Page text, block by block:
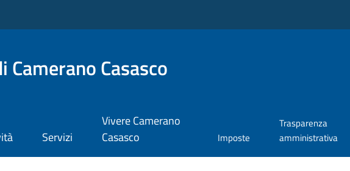
Camerano Casasco
Servizi
Vivere Camerano
Casasco
Imposte
Trasparenza
amministrativa